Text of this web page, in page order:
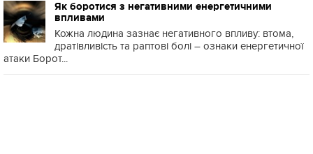
Як боротися з негативними енергетичними
впливами
Кожна людина зазнає негативного впливу: втома,
дратівливість та раптові болі – ознаки енергетичної
атаки Борот...